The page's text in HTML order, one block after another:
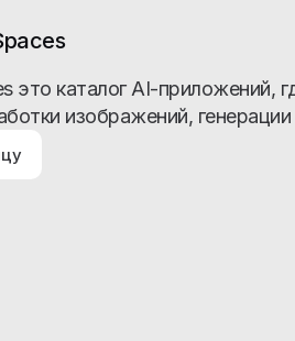
это каталог AI-приложений,
изображений,